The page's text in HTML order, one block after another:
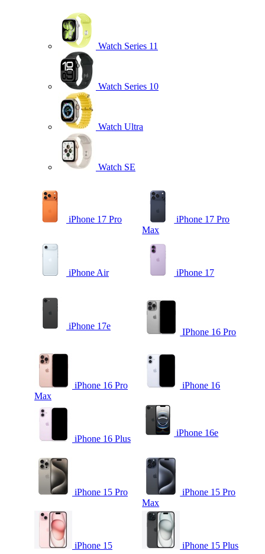
Watch Series 11
Watch Series 10
Watch Ultra
Watch SE
iPhone 17 Pro
iPhone 17 Pro
Max
iPhone Air iPhone 17
iPhone 17e
IPhone 16 Pro
iPhone 16 Pro
Max
iPhone 16
iPhone 16 Plus
iPhone 16e
iPhone 15 Pro
iPhone 15 Pro
Max
iPhone 15 iPhone 15 Plus